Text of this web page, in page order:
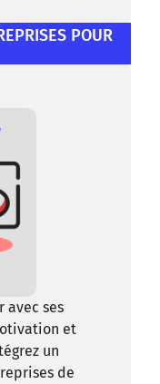
POUR
avec ses
et
un
de